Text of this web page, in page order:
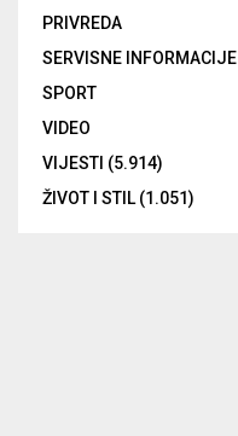
PRIVREDA
SERVISNE INFORMACIJE
SPORT
VIDEO
VIJESTI (5.914)
ŽIVOT I STIL(1.051)